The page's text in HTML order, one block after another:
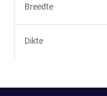
Breedte
Dikte